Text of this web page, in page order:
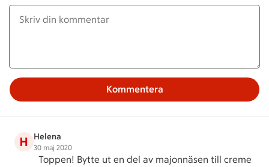
Kommentera
H Helena
30 maj 2020
Toppen! Bytte ut en del av majonnäsen till creme